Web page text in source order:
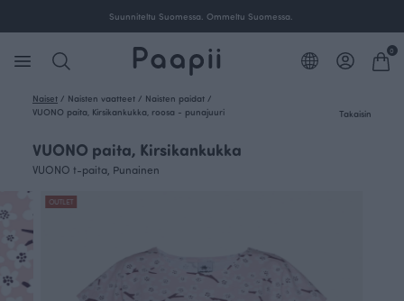
Suunniteltu Suomessa. Ommeltu Suomessa.
0
Naiset / Naisten vaatteet / Naisten paidat /
VUONO paita, Kirsikankukka, roosa - punajuuri
Takaisin
VUONO paita, Kirsikankukka
VUONO t-paita, Punainen
OUTLET